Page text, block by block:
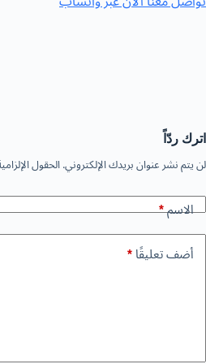
اترك ردّاً
لن يتم نشر عنوان بريدك الإلكتروني.الحقول
الاسم*
أضف تعليقًا*